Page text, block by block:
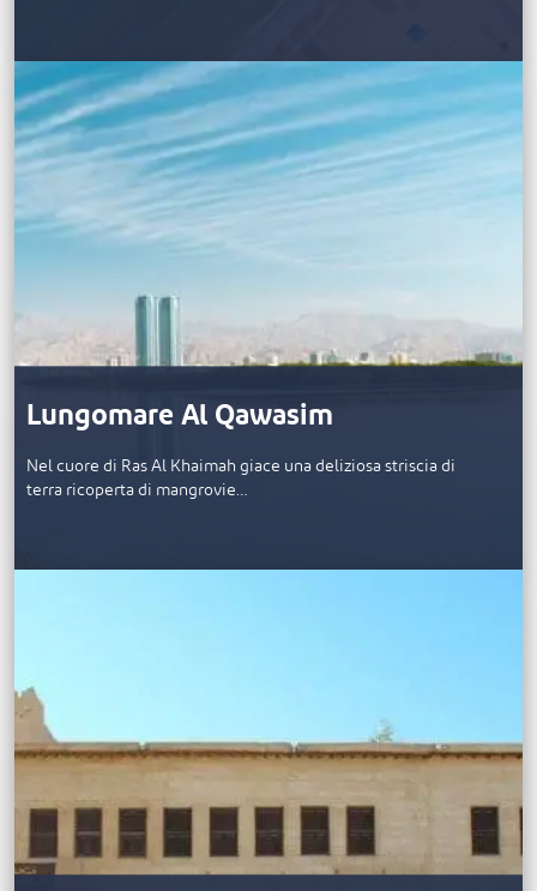
Lungomare Al Qawasim
Nel cuore di Ras Al Khaimah giace una deliziosa striscia di
terra ricoperta di mangrovie…